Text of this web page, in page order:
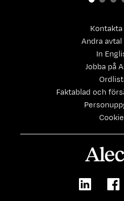
Andra avtal
In
Jobba på
Faktablad och
LinkedIn
Alecta